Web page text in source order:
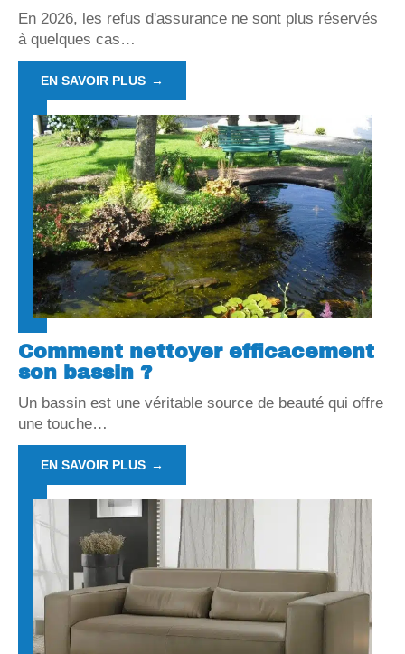
En 2026, les refus d'assurance ne sont plus réservés
à quelques cas…
EN SAVOIR PLUS
Comment nettoyer efficacement
son bassin ?
Un bassin est une véritable source de beauté qui offre
une touche…
EN SAVOIR PLUS